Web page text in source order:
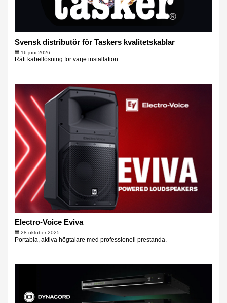
Svensk distributör för Taskers kvalitetskablar
16 juni 2026
Rätt kabellösning för varje installation.
Electro-Voice Eviva
28 oktober 2025
Portabla, aktiva högtalare med professionell prestanda.